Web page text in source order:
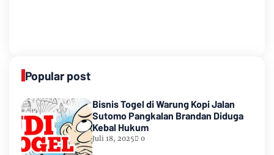
Popular post
Bisnis Togel di Warung Kopi Jalan
Sutomo Pangkalan Brandan Diduga
Kebal Hukum
Juli 18, 2025 0